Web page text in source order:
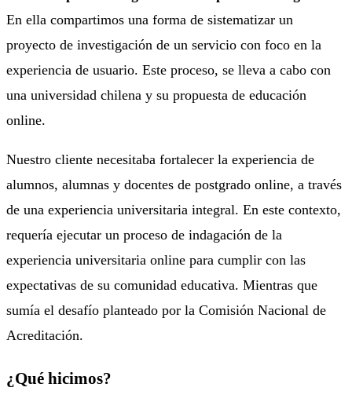
En ella compartimos una forma de sistematizar un
proyecto de investigación de un servicio con foco en la
experiencia de usuario. Este proceso, se lleva a cabo con
una universidad chilena y su propuesta de educación
online.
Nuestro cliente necesitaba fortalecer la experiencia de
alumnos, alumnas y docentes de postgrado online, a través
de una experiencia universitaria integral. En este contexto,
requería ejecutar un proceso de indagación de la
experiencia universitaria online para cumplir con las
expectativas de su comunidad educativa. Mientras que
sumía el desafío planteado por la Comisión Nacional de
Acreditación.
¿Qué hicimos?